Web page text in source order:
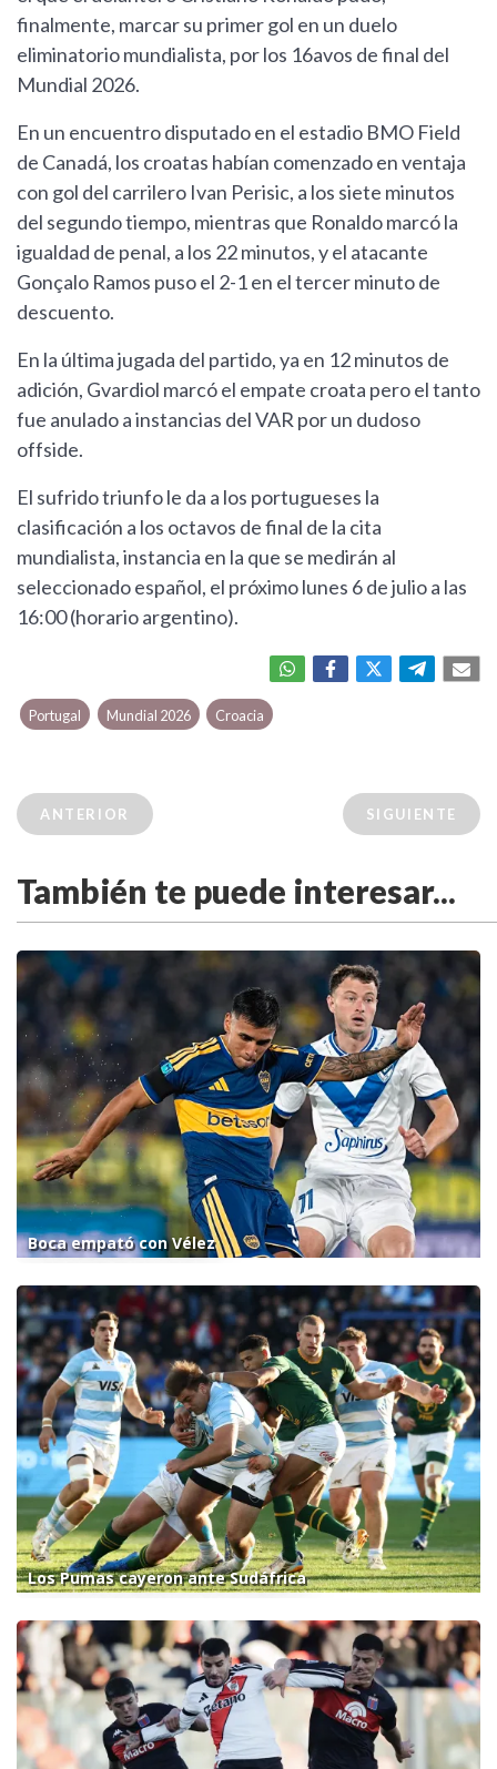
finalmente, marcar su primer gol en un duelo
eliminatorio mundialista, por los 16avos de final del
Mundial 2026.
En un encuentro disputado en el estadio BMO Field
de Canadá, los croatas habían comenzado en ventaja
con gol del carrilero Ivan Perisic, a los siete minutos
del segundo tiempo, mientras que Ronaldo marcó la
igualdad de penal, a los 22 minutos, y el atacante
Gonçalo Ramos puso el 2-1 en el tercer minuto de
descuento.
En la última jugada del partido, ya en 12 minutos de
adición, Gvardiol marcó el empate croata pero el tanto
fue anulado a instancias del VAR por un dudoso
offside.
El sufrido triunfo le da a los portugueses la
clasificación a los octavos de final de la cita
mundialista, instancia en la que se medirán al
seleccionado español, el próximo lunes 6 de julio a las
16:00 (horario argentino).
Portugal Mundial 2026 Croacia
ANTERIOR SIGUIENTE
También te puede interesar...
Boca empató con Vélez
Los Pumas cayeron ante Sudáfrica